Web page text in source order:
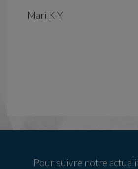
Mari K-Y
Pour suivre notre